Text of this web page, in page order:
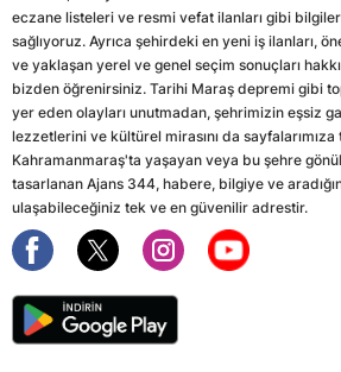
eczane listeleri ve resmi vefat ilanları gibi
sağlıyoruz. Ayrıca şehirdeki en yeni iş ilanları,
ve yaklaşan yerel ve genel seçim sonuçları
bizden öğrenirsiniz. Tarihi Maraş depremi gibi
yer eden olayları unutmadan, şehrimizin eşsiz
lezzetlerini ve kültürel mirasını da sayfalarımıza
Kahramanmaraş'ta yaşayan veya bu şehre
tasarlanan Ajans 344, habere, bilgiye ve
ulaşabileceğiniz tek ve en güvenilir adrestir.